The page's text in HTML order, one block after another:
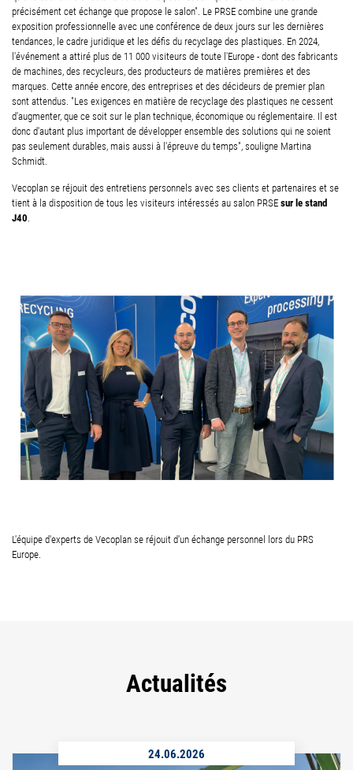
précisément cet échange que propose le salon". Le PRSE combine une grande
exposition professionnelle avec une conférence de deux jours sur les dernières
tendances, le cadre juridique et les défis du recyclage des plastiques. En 2024,
l'événement a attiré plus de 11 000 visiteurs de toute l'Europe - dont des fabricants
de machines, des recycleurs, des producteurs de matières premières et des
marques. Cette année encore, des entreprises et des décideurs de premier plan
sont attendus. "Les exigences en matière de recyclage des plastiques ne cessent
d'augmenter, que ce soit sur le plan technique, économique ou réglementaire. Il est
donc d'autant plus important de développer ensemble des solutions qui ne soient
pas seulement durables, mais aussi à l'épreuve du temps", souligne Martina
Schmidt.
Vecoplan se réjouit des entretiens personnels avec ses clients et partenaires et se
tient à la disposition de tous les visiteurs intéressés au salon PRSE sur le stand
J40.
L'équipe d'experts de Vecoplan se réjouit d'un échange personnel lors du PRS
Europe.
Actualités
24.06.2026